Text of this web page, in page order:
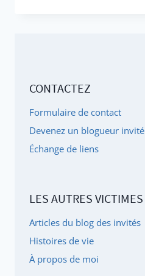
PEUT
DÉSORMAIS
PAR
L'ASSUREUR
CONTACTEZ
Formulaire de contact
Devenez un blogueur invité
Échange de liens
LES AUTRES VICTIMES
Articles du blog des invités
Histoires de vie
À propos de moi